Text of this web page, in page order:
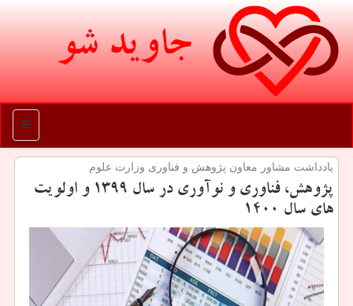
جاوید شو
منو
یادداشت مشاور معاون پژوهش و فناوری وزارت علوم
پژوهش، فناوری و نوآوری در سال ۱۳۹۹ و اولویت
های سال ۱۴۰۰